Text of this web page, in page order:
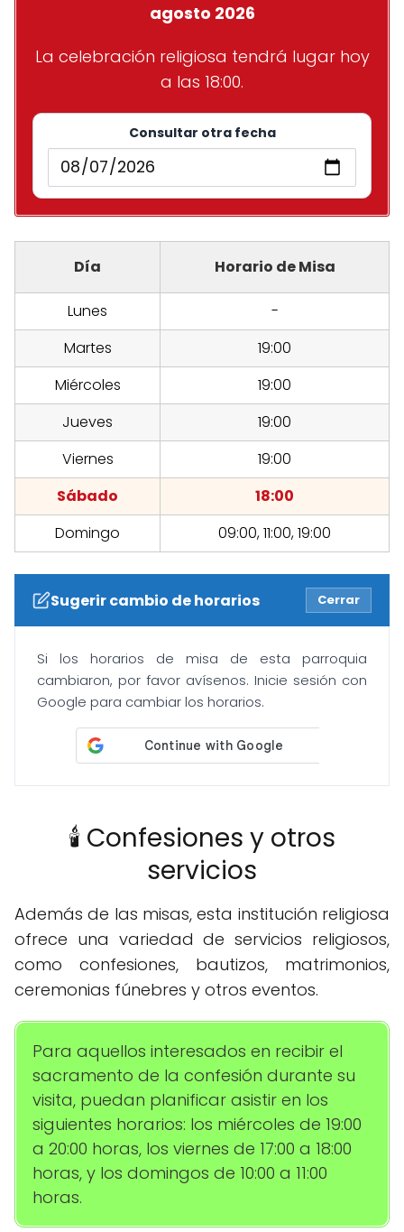
agosto 2026
La celebración religiosa tendrá lugar hoy
a las 18:00.
Consultar otra fecha
Día Horario de Misa
Lunes
-
Martes
19:00
Miércoles
19:00
Jueves
19:00
Viernes
19:00
Sábado
18:00
Domingo
09:00, 11:00, 19:00
Sugerir cambio de horarios Cerrar
Si los horarios de misa de esta parroquia
cambiaron, por favor avísenos. Inicie sesión con
Google para cambiar los horarios.
🕯️ Confesiones y otros
servicios
Además de las misas, esta institución religiosa
ofrece una variedad de servicios religiosos,
como confesiones, bautizos, matrimonios,
ceremonias fúnebres y otros eventos.
Para aquellos interesados en recibir el
sacramento de la confesión durante su
visita, puedan planificar asistir en los
siguientes horarios: los miércoles de 19:00
a 20:00 horas, los viernes de 17:00 a 18:00
horas, y los domingos de 10:00 a 11:00
horas.